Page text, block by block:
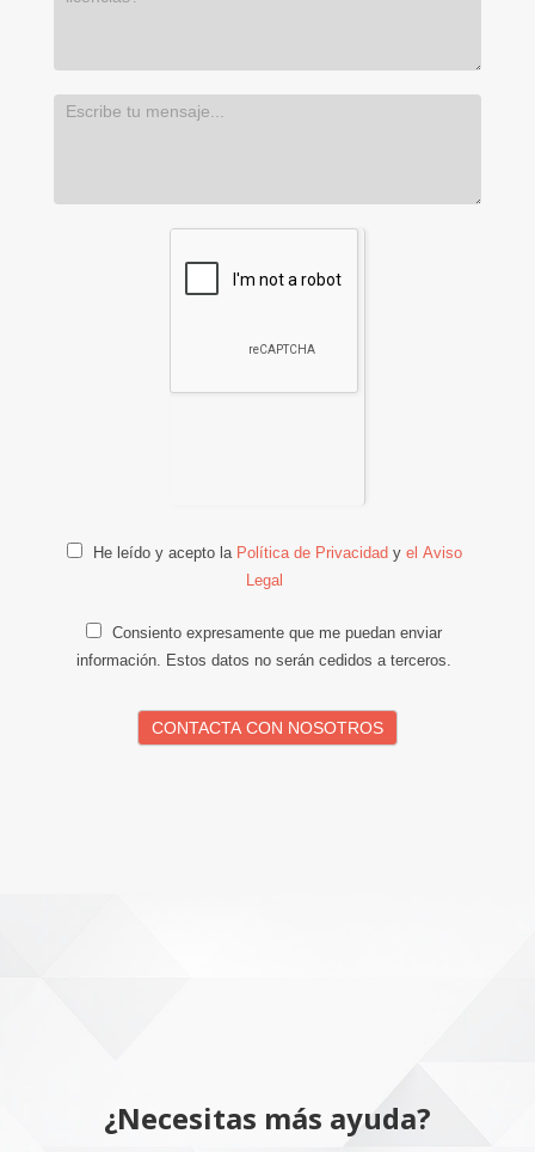
He leído y acepto la Política de Privacidad y el Aviso
Legal
Consiento expresamente que me puedan enviar
información. Estos datos no serán cedidos a terceros.
¿Necesitas más ayuda?